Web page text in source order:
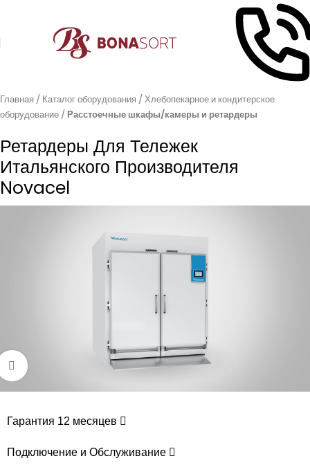
Главная Каталог оборудования
Хлебопекарное и кондитерское
оборудование
Расстоечные шкафы/камеры и ретардеры
Ретардеры Для Тележек
Итальянского Производителя
Novacel
Увеличить
Гарантия 12 месяцев
Подключение и Обслуживание